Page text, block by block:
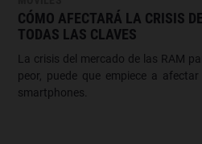
CÓMO AFECTARÁ LA CRISIS
TODAS LAS CLAVES
La crisis del mercado de las RAM
peor, puede que empiece a
smartphones.